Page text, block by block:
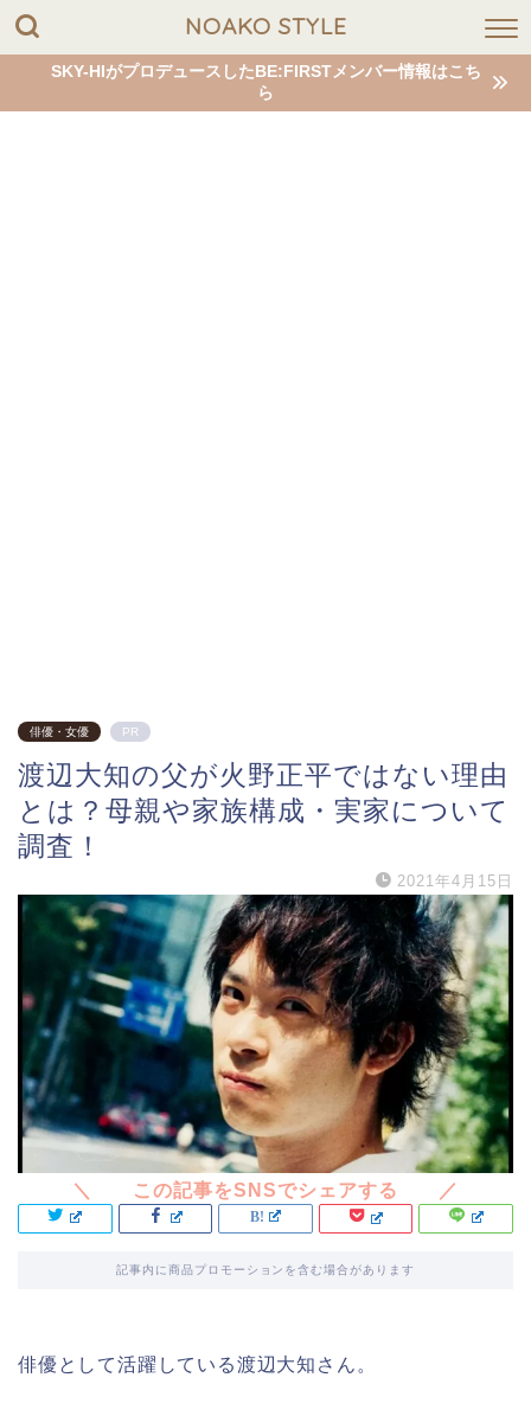
NOAKO STYLE
SKY-HIがプロデュースしたBE:FIRSTメンバー情報はこち
ら
俳優・女優 PR
渡辺大知の父が火野正平ではない理由
とは？母親や家族構成・実家について
調査！
2021年4月15日
記事内に商品プロモーションを含む場合があります
俳優として活躍している渡辺大知さん。